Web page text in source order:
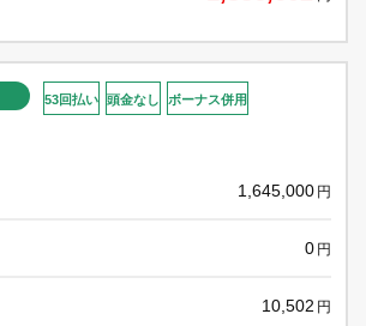
53回払い 頭金なし ボーナス併用
1,645,000 円
0 円
10,502 円